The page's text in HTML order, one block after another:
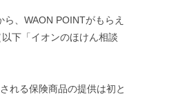
c
e
k
i
t
n
e
a
i
、WAON POINTがもらえ
下「イオンのほけん相談
れる保険商品の提供は初と